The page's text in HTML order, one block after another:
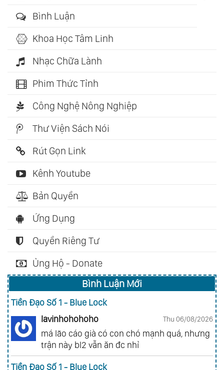
Bình Luận
Khoa Học Tâm Linh
Nhạc Chữa Lành
Phim Thức Tỉnh
Công Nghệ Nông Nghiệp
Thư Viện Sách Nói
Rút Gọn Link
Kênh Youtube
Bản Quyền
Ứng Dụng
Quyền Riêng Tư
Ủng Hộ - Donate
Bình Luận Mới
Tiền Đạo Số 1 - Blue Lock
lavinhohohoho
Thu 06/08/2026
má lão cáo già có con chó mạnh quá, nhưng
trận này bl2 vẫn ăn đc nhỉ
Tiền Đạo Số 1 - Blue Lock